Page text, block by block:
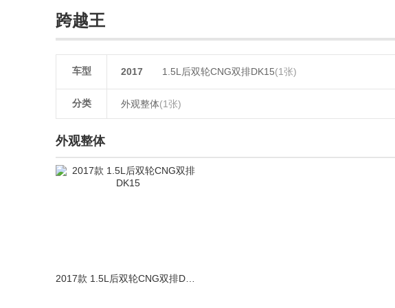
跨越王
车型 2017 1.5L后双轮CNG双排DK15(1张)
分类 外观整体(1张)
外观整体